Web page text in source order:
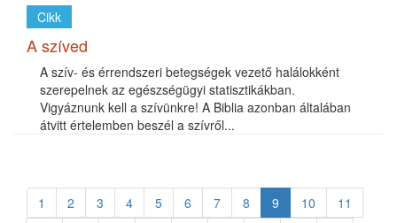
Cikk
A szíved
A szív- és érrendszeri betegségek vezető halálokként
szerepelnek az egészségügyi statisztikákban.
Vigyáznunk kell a szívünkre! A Biblia azonban általában
átvitt értelemben beszél a szívről...
1 2 3 4 5 6 7 8 9 10
11